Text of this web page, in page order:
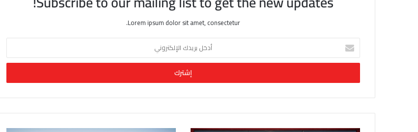
Lorem ipsum dolor sit amet, consectetur.
خ
ب
د
ك